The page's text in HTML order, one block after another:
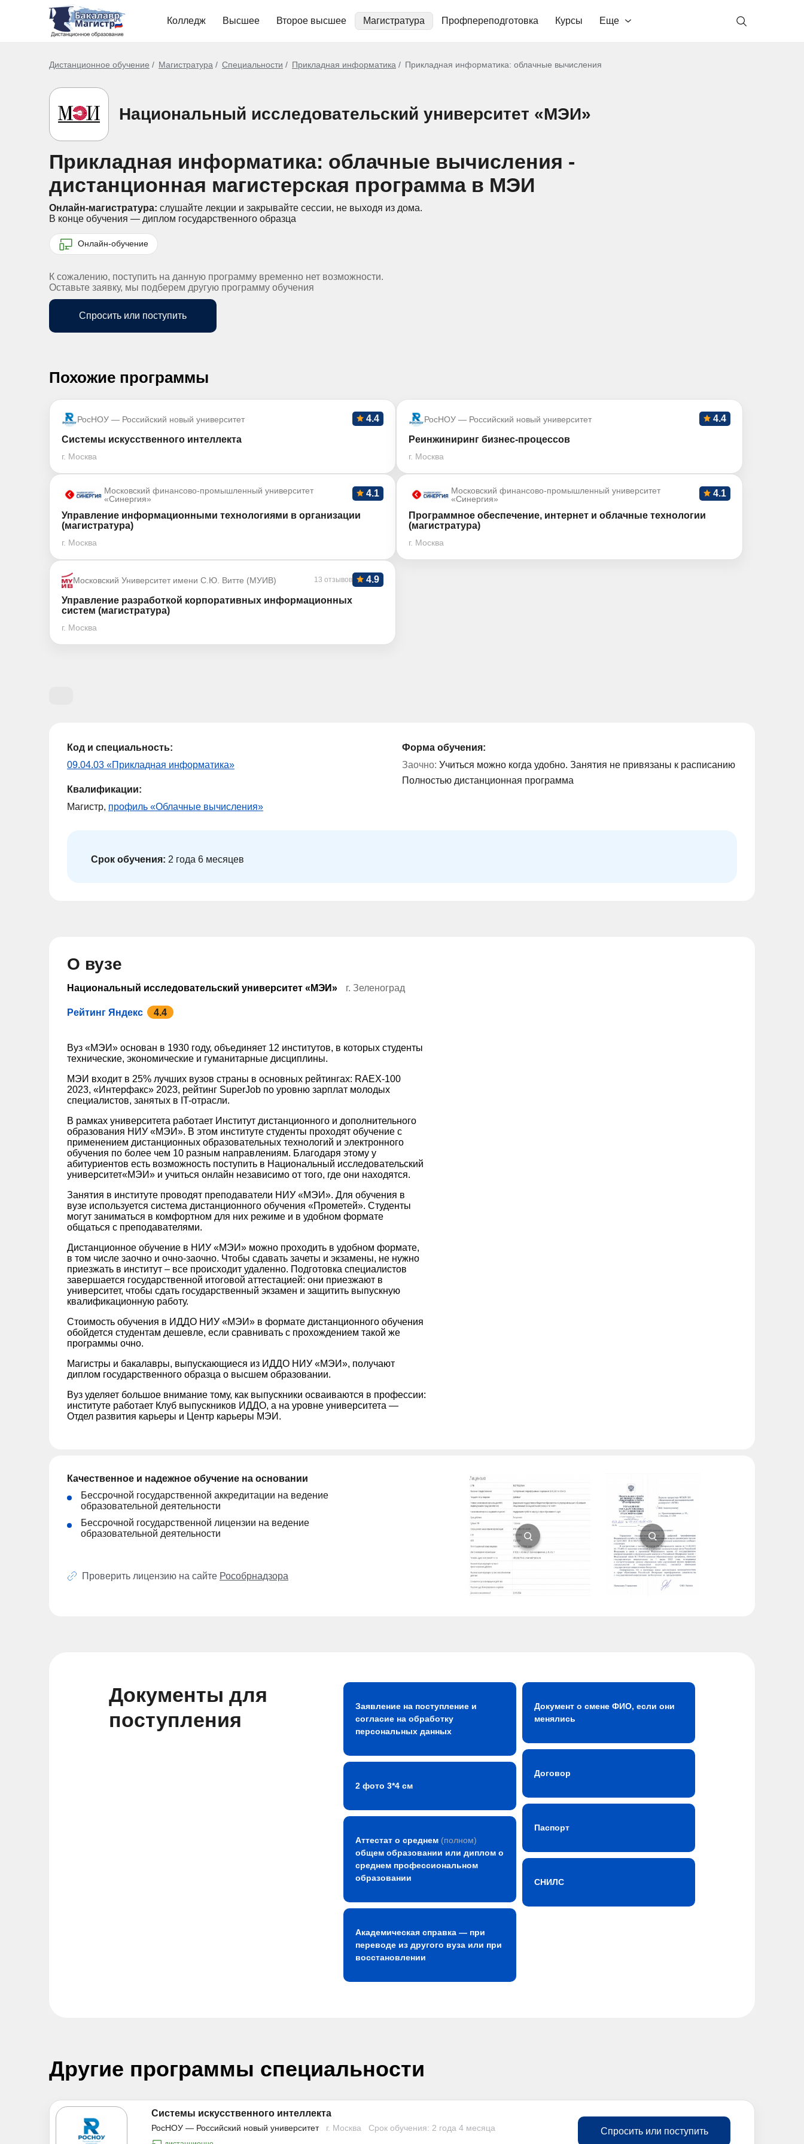
Колледж Высшее Второе высшее Магистратура Профпереподготовка Курсы Еще
Дистанционное обучение Магистратура Специальности Прикладная информатика Прикладная информатика: облачные вычисления
Национальный исследовательский университет «МЭИ»
Прикладная информатика: облачные вычисления -
дистанционная магистерская программа в МЭИ
Онлайн-магистратура: слушайте лекции и закрывайте сессии, не выходя из дома.
В конце обучения — диплом государственного образца
Онлайн-обучение
К сожалению, поступить на данную программу временно нет возможности.
Оставьте заявку, мы подберем другую программу обучения
Спросить или поступить
Похожие программы
РосНОУ — Российский новый университет 4.4
Системы искусственного интеллекта
г. Москва
РосНОУ — Российский новый университет 4.4
Реинжиниринг бизнес-процессов
г. Москва
Московский финансово-промышленный университет
«Синергия»
4.1
Управление информационными технологиями в организации
(магистратура)
г. Москва
Московский финансово-промышленный университет
«Синергия»
4.1
Программное обеспечение, интернет и облачные технологии
(магистратура)
г. Москва
Московский Университет имени С.Ю. Витте (МУИВ) 13 отзывов 4.9
Управление разработкой корпоративных информационных
систем (магистратура)
г. Москва
Код и специальность:
09.04.03 «Прикладная информатика»
Квалификации:
Магистр, профиль «Облачные вычисления»
Форма обучения:
Заочно: Учиться можно когда удобно. Занятия не привязаны к расписанию
Полностью дистанционная программа
Срок обучения: 2 года 6 месяцев
О вузе
Национальный исследовательский университет «МЭИ» г. Зеленоград
Рейтинг Яндекс 4.4
Вуз «МЭИ» основан в 1930 году, объединяет 12 институтов, в которых студенты
технические, экономические и гуманитарные дисциплины.
МЭИ входит в 25% лучших вузов страны в основных рейтингах: RAEX-100
2023, «Интерфакс» 2023, рейтинг SuperJob по уровню зарплат молодых
специалистов, занятых в IT-отрасли.
В рамках университета работает Институт дистанционного и дополнительного
образования НИУ «МЭИ». В этом институте студенты проходят обучение с
применением дистанционных образовательных технологий и электронного
обучения по более чем 10 разным направлениям. Благодаря этому у
абитуриентов есть возможность поступить в Национальный исследовательский
университет«МЭИ» и учиться онлайн независимо от того, где они находятся.
Занятия в институте проводят преподаватели НИУ «МЭИ». Для обучения в
вузе используется система дистанционного обучения «Прометей». Студенты
могут заниматься в комфортном для них режиме и в удобном формате
общаться с преподавателями.
Дистанционное обучение в НИУ «МЭИ» можно проходить в удобном формате,
в том числе заочно и очно-заочно. Чтобы сдавать зачеты и экзамены, не нужно
приезжать в институт – все происходит удаленно. Подготовка специалистов
завершается государственной итоговой аттестацией: они приезжают в
университет, чтобы сдать государственный экзамен и защитить выпускную
квалификационную работу.
Стоимость обучения в ИДДО НИУ «МЭИ» в формате дистанционного обучения
обойдется студентам дешевле, если сравнивать с прохождением такой же
программы очно.
Магистры и бакалавры, выпускающиеся из ИДДО НИУ «МЭИ», получают
диплом государственного образца о высшем образовании.
Вуз уделяет большое внимание тому, как выпускники осваиваются в профессии:
институте работает Клуб выпускников ИДДО, а на уровне университета —
Отдел развития карьеры и Центр карьеры МЭИ.
Качественное и надежное обучение на основании
Бессрочной государственной аккредитации на ведение
образовательной деятельности
Бессрочной государственной лицензии на ведение
образовательной деятельности
Проверить лицензию на сайте Рособрнадзора
Документы для
поступления
Заявление на поступление и
согласие на обработку
персональных данных
2 фото 3*4 см
Аттестат о среднем (полном)
общем образовании или диплом о
среднем профессиональном
образовании
Академическая справка — при
переводе из другого вуза или при
восстановлении
Документ о смене ФИО, если они
менялись
Договор
Паспорт
СНИЛС
Другие программы специальности
Системы искусственного интеллекта
РосНОУ — Российский новый университет г. Москва Срок обучения: 2 года 4 месяца Спросить или поступить